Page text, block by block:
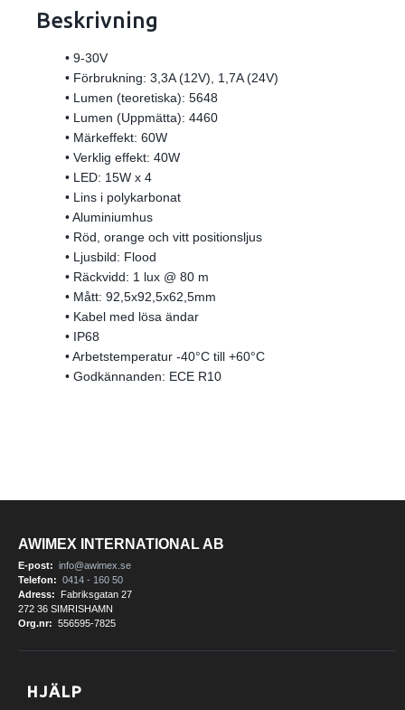
Beskrivning
• 9-30V
• Förbrukning: 3,3A (12V), 1,7A (24V)
• Lumen (teoretiska): 5648
• Lumen (Uppmätta): 4460
• Märkeffekt: 60W
• Verklig effekt: 40W
• LED: 15W x 4
• Lins i polykarbonat
• Aluminiumhus
• Röd, orange och vitt positionsljus
• Ljusbild: Flood
• Räckvidd: 1 lux @ 80 m
• Mått: 92,5x92,5x62,5mm
• Kabel med lösa ändar
• IP68
• Arbetstemperatur -40°C till +60°C
• Godkännanden: ECE R10
AWIMEX INTERNATIONAL AB
E-post: info@awimex.se
Telefon: 0414 - 160 50
Adress:
Fabriksgatan 27
272 36 SIMRISHAMN
Org.nr: 556595-7825
HJÄLP